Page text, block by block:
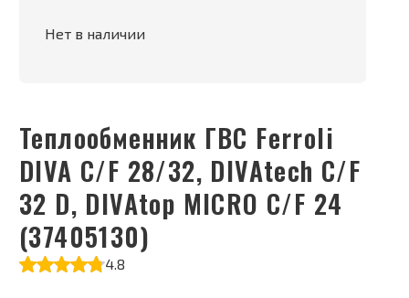
Теплообменник ГВС Ferroli
DIVA C/F 28/32, DIVAtech C/F
32 D, DIVAtop MICRO C/F 24
(37405130)
4.8
Нет в наличии